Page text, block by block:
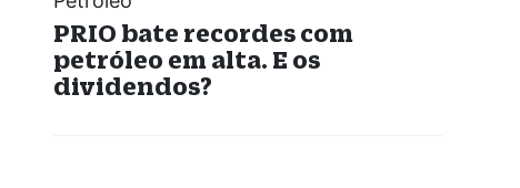
PRIO bate recordes com
petróleo em alta. E os
dividendos?